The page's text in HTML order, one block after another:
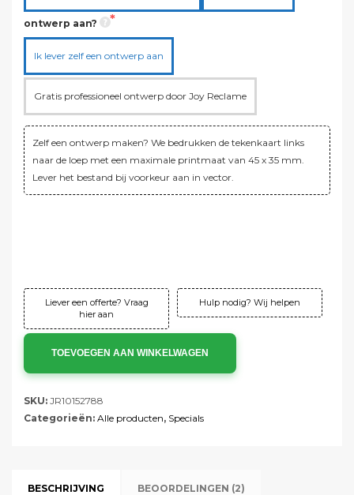
ontwerp aan?
Ik lever zelf een ontwerp aan
Gratis professioneel ontwerp door Joy Reclame
Zelf een ontwerp maken? We bedrukken de tekenkaart links
naar de loep met een maximale printmaat van 45 x 35 mm.
Lever het bestand bij voorkeur aan in vector.
Liever een offerte? Vraag
hier aan
Hulp nodig? Wij helpen
TOEVOEGEN AAN WINKELWAGEN
SKU: JR10152788
Categorieën: Alle producten, Specials
BESCHRIJVING BEOORDELINGEN (2)